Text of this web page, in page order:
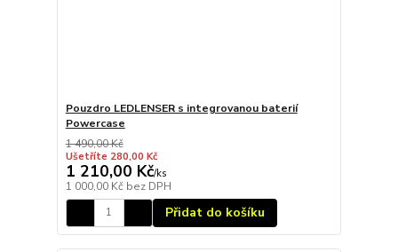
Pouzdro LEDLENSER s integrovanou baterií
Powercase
1 490,00 Kč
Ušetříte 280,00 Kč
1 210,00 Kč/ks
1 000,00 Kč bez DPH
Přidat do košíku